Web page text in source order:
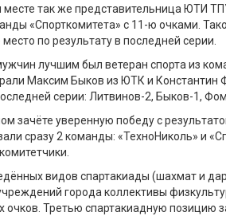
месте так же представительница ЮТИ
«Спорткомитета» с 11-ю очками.
по результату в последней серии.
лучшим был ветеран спорта из
Максим Быков из ЮТК и
серии: Литвинов-2, Быков-1,
зачёте уверенную победу с
сразу 2 команды: «ТехноНиколь» и
видов спартакиады (шахмат и
города коллективы
Третью спартакиадную позицию